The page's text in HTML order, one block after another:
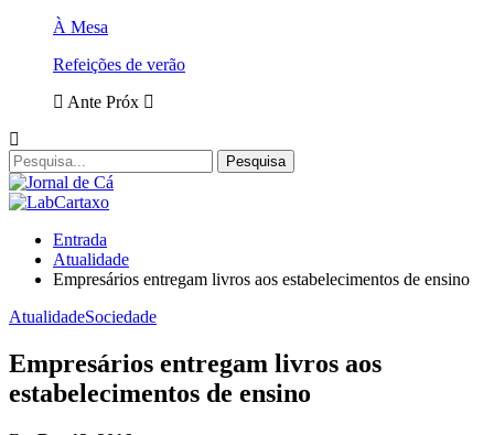
À Mesa
Refeições de verão
Ante Próx
Entrada
Atualidade
Empresários entregam livros aos estabelecimentos de ensino
AtualidadeSociedade
Empresários entregam livros aos
estabelecimentos de ensino